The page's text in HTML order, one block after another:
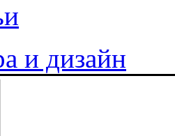
и дизайн